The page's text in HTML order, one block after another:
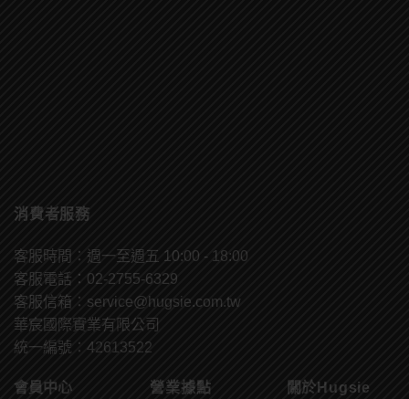
消費者服務
客服時間：週一至週五 10:00 - 18:00
客服電話：02-2755-6329
客服信箱： service@hugsie.com.tw
華宸國際實業有限公司
統一編號：42613522
會員中心 營業據點 關於Hugsie